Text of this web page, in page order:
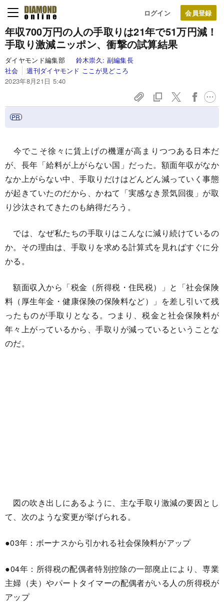
ログイン
年収700万円の人の手取りは21年で51万円減！
手取り激減ニッポン、衝撃の試算結果
ダイヤモンド編集部 鈴木崇久: 副編集長
社会
週刊ダイヤモンド ここが見どころ
2023年8月21日 5:40
今でこそ徐々に賃上げの機運が高まりつつある日本だ
が、長年「給料が上がらない国」だった。額面年収がなか
なか上がらない中、手取りだけはどんどん減っていく事態
が起きていたのだから、かねて「実感なき景気回復」が取
り沙汰されてきたのも納得だろう。
では、なぜ私たちの手取りはこんなに減り続けているの
か。その理由は、手取りを求める計算式を見ればすぐに分
かる。
額面収入から「税金（所得税・住民税）」と「社会保険
料（厚生年金・健康保険の保険料など）」を差し引いて残
ったものが手取りとなる。つまり、税金と社会保険料が
年々上がっているから、手取りが減っているということな
のだ。
図の吹き出しにあるように、主な手取り激減の要因とし
て、次のような変更が挙げられる。
●03年：ボーナスから引かれる社会保険料がアップ
●04年：所得税の配偶者特別控除の一部廃止により、専業
主婦（夫）やパートタイマーの配偶者がいる人の所得税が
アップ